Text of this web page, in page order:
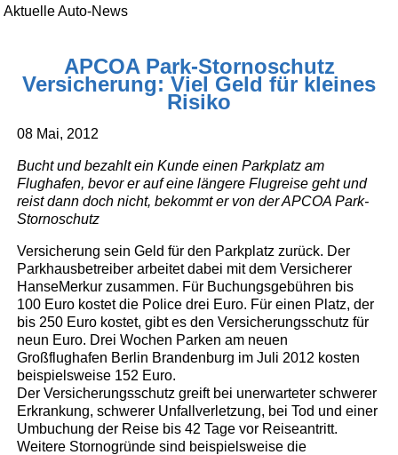
Aktuelle Auto-News
APCOA Park-Stornoschutz
Versicherung: Viel Geld für kleines
Risiko
08 Mai, 2012
Bucht und bezahlt ein Kunde einen Parkplatz am
Flughafen, bevor er auf eine längere Flugreise geht und
reist dann doch nicht, bekommt er von der APCOA Park-
Stornoschutz
Versicherung sein Geld für den Parkplatz zurück. Der
Parkhausbetreiber arbeitet dabei mit dem Versicherer
HanseMerkur zusammen. Für Buchungsgebühren bis
100 Euro kostet die Police drei Euro. Für einen Platz, der
bis 250 Euro kostet, gibt es den Versicherungsschutz für
neun Euro. Drei Wochen Parken am neuen
Großflughafen Berlin Brandenburg im Juli 2012 kosten
beispielsweise 152 Euro.
Der Versicherungsschutz greift bei unerwarteter schwerer
Erkrankung, schwerer Unfallverletzung, bei Tod und einer
Umbuchung der Reise bis 42 Tage vor Reiseantritt.
Weitere Stornogründe sind beispielsweise die